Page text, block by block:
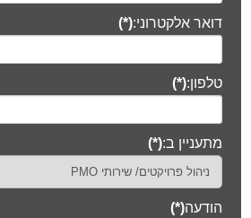
דואר אלקטרוני:(*)
טלפון:(*)
מתעניין ב:(*)
הודעה(*)